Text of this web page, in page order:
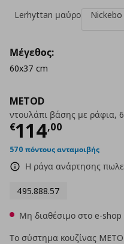
METOD
ντουλάπι βάσης με ράφια,
€114,00
Τρέχουσα
570 πόντους ανταμοιβής
Η ράγα ανάρτησης
495.888.57
Lerhyttan μαύρο
Μέγεθος:
60x37 cm
Μη διαθέσιμο στο e-shop
Το σύστημα κουζίνας